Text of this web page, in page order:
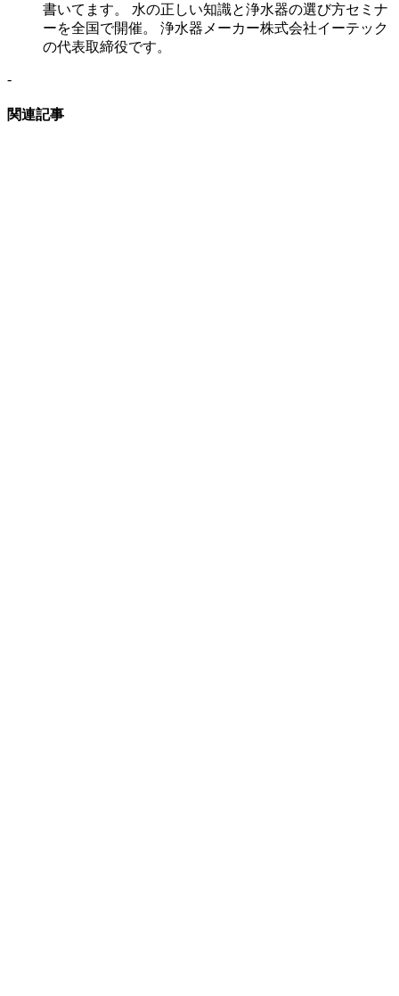
書いてます。 水の正しい知識と浄水器の選び方セミナ
ーを全国で開催。 浄水器メーカー株式会社イーテック
の代表取締役です。
-
関連記事